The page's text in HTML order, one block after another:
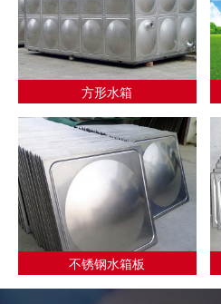
方形水箱
不锈钢水箱板